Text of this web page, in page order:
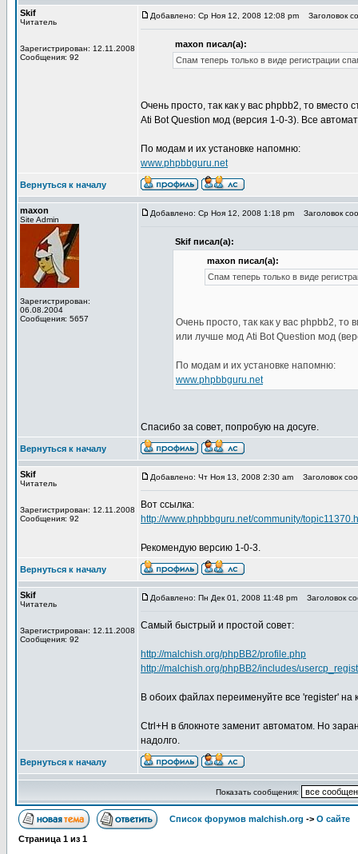
Skif
Читатель
Зарегистрирован: 12.11.2008
Сообщения: 92
Добавлено: Ср Ноя 12, 2008 12:08 pm Заголовок
maxon писал(а):
Спам теперь только в виде регистрации
Очень просто, так как у вас phpbb2, то
Ati Bot Question мод (версия 1-0-3). Все
По модам и их установке напомню:
www.phpbbguru.net
Вернуться к началу
maxon
Site Admin
Зарегистрирован:
06.08.2004
Сообщения: 5657
Добавлено: Ср Ноя 12, 2008 1:18 pm Заголовок
Skif писал(а):
maxon писал(а):
Спам теперь только в виде
Очень просто, так как у вас phpbb2,
или лучше мод Ati Bot Question мод
По модам и их установке напомню:
www.phpbbguru.net
Спасибо за совет, попробую на досуге.
Вернуться к началу
Skif
Читатель
Зарегистрирован: 12.11.2008
Сообщения: 92
Добавлено: Чт Ноя 13, 2008 2:30 am Заголовок
Вот ссылка:
http://www.phpbbguru.net/community/
Рекомендую версию 1-0-3.
Вернуться к началу
Skif
Читатель
Зарегистрирован: 12.11.2008
Сообщения: 92
Добавлено: Пн Дек 01, 2008 11:48 pm Заголовок
Самый быстрый и простой совет:
http://malchish.org/phpBB2/profile.php
http://malchish.org/phpBB2/includes/
В обоих файлах переименуйте все 'register' на
Ctrl+H в блокноте заменит автоматом. Но
надолго.
Вернуться к началу
Показать сообщения:
Список форумов malchish.org -> О сайте
Страница 1 из 1